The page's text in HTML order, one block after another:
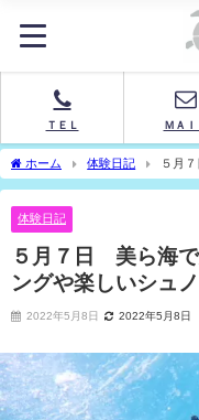
ＴＥＬ ＭＡＩ
ホーム 体験日記
５月
しいシュノーケリングを大満喫♬
体験日記
５月７日 美ら海
ングや楽しいシュ
2022年5月8日 2022年5月8日